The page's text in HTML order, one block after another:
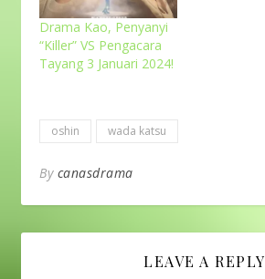
Drama Kao, Penyanyi
“Killer” VS Pengacara
Tayang 3 Januari 2024!
oshin wada katsu
By canasdrama
LEAVE A REPLY